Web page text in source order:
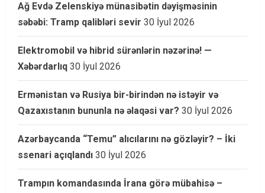
Ağ Evdə Zelenskiyə münasibətin dəyişməsinin
səbəbi: Tramp qalibləri sevir 30 İyul 2026
Elektromobil və hibrid sürənlərin nəzərinə! —
Xəbərdarlıq 30 İyul 2026
Ermənistan və Rusiya bir-birindən nə istəyir və
Qazaxıstanın bununla nə əlaqəsi var? 30 İyul 2026
Azərbaycanda “Temu” alıcılarını nə gözləyir? – İki
ssenari açıqlandı 30 İyul 2026
Trampın komandasında İrana görə mübahisə –